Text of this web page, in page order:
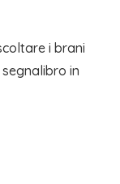
i brani
in